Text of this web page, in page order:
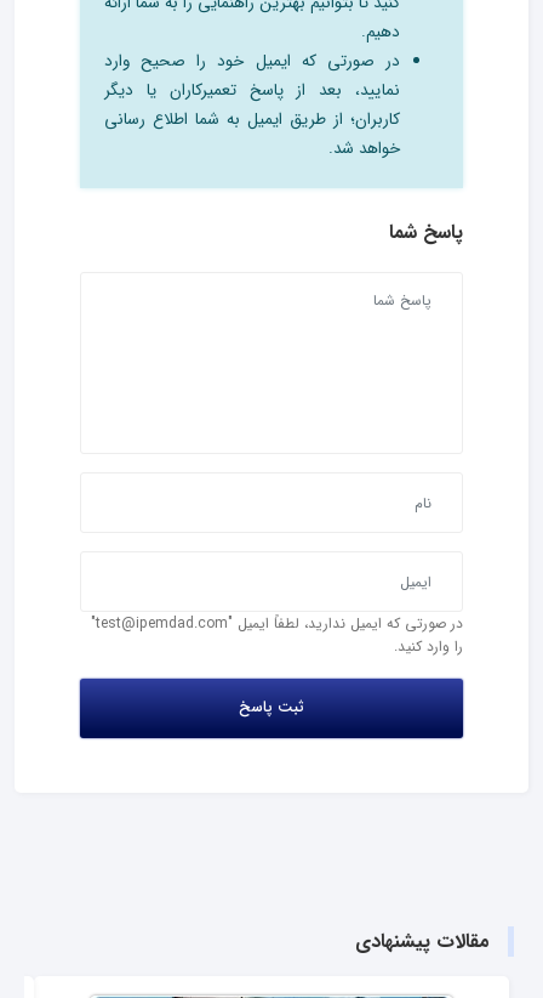
دهیم.
در صورتی که ایمیل خود را صحیح وارد
نمایید، بعد از پاسخ تعمیرکاران یا دیگر
کاربران؛ از طریق ایمیل به شما اطلاع رسانی
خواهد شد.
پاسخ شما
در صورتی که ایمیل ندارید، لطفاً ایمیل "test@ipemdad.com"
را وارد کنید.
مقالات پیشنهادی